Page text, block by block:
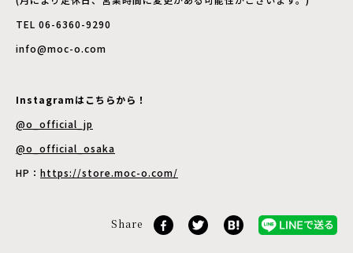
TEL 06-6360-9290
info@moc-o.com
Instagramはこちらから！
@o_official_jp
@o_official_osaka
HP： https://store.moc-o.com/
Share